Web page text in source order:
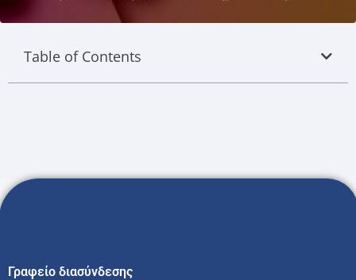
Table of Contents
Γραφείο διασύνδεσης